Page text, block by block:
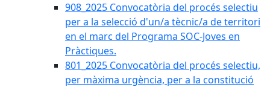
908_2025 Convocatòria del procés selectiu
per a la selecció d'un/a tècnic/a de territori
en el marc del Programa SOC-Joves en
Pràctiques.
801_2025 Convocatòria del procés selectiu,
per màxima urgència, per a la constitució